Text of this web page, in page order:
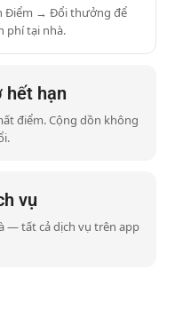
Điểm → Đổi thưởng để
phí tại nhà.
hết hạn
điểm. Cộng dồn không
vụ
— tất cả dịch vụ trên app